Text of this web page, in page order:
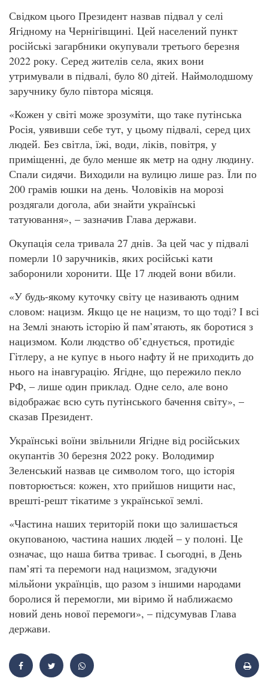
Свідком цього Президент назвав підвал у селі
Ягідному на Чернігівщині. Цей населений пункт
російські загарбники окупували третього березня
2022 року. Серед жителів села, яких вони
утримували в підвалі, було 80 дітей. Наймолодшому
заручнику було півтора місяця.
«Кожен у світі може зрозуміти, що таке путінська
Росія, уявивши себе тут, у цьому підвалі, серед цих
людей. Без світла, їжі, води, ліків, повітря, у
приміщенні, де було менше як метр на одну людину.
Спали сидячи. Виходили на вулицю лише раз. Їли по
200 грамів юшки на день. Чоловіків на морозі
роздягали догола, аби знайти українські
татуювання», – зазначив Глава держави.
Окупація села тривала 27 днів. За цей час у підвалі
померли 10 заручників, яких російські кати
заборонили хоронити. Ще 17 людей вони вбили.
«У будь-якому куточку світу це називають одним
словом: нацизм. Якщо це не нацизм, то що тоді? І всі
на Землі знають історію й пам’ятають, як боротися з
нацизмом. Коли людство об’єднується, протидіє
Гітлеру, а не купує в нього нафту й не приходить до
нього на інавгурацію. Ягідне, що пережило пекло
РФ, – лише один приклад. Одне село, але воно
відображає всю суть путінського бачення світу», –
сказав Президент.
Українські воїни звільнили Ягідне від російських
окупантів 30 березня 2022 року. Володимир
Зеленський назвав це символом того, що історія
повторюється: кожен, хто прийшов нищити нас,
врешті-решт тікатиме з української землі.
«Частина наших територій поки що залишається
окупованою, частина наших людей – у полоні. Це
означає, що наша битва триває. І сьогодні, в День
пам’яті та перемоги над нацизмом, згадуючи
мільйони українців, що разом з іншими народами
боролися й перемогли, ми віримо й наближаємо
новий день нової перемоги», – підсумував Глава
держави.